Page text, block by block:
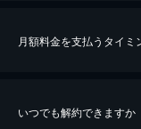
※40％ポイント還元の対象は
月額料金を支払うタイミ
いつでも解約できますか